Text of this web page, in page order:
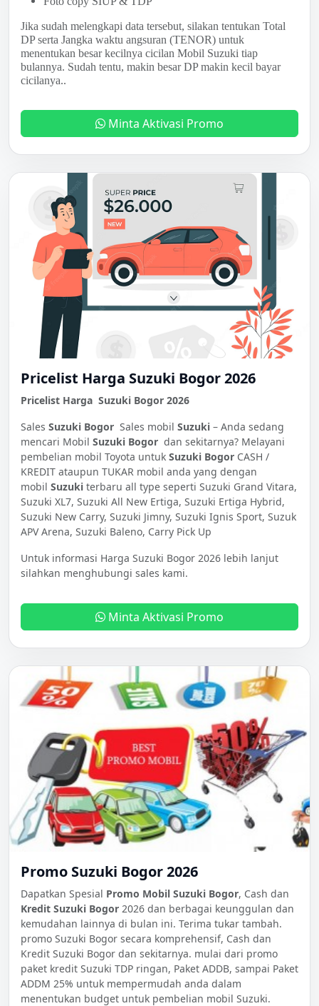
Jika sudah melengkapi data tersebut, silakan tentukan Total
DP serta Jangka waktu angsuran (TENOR) untuk
menentukan besar kecilnya cicilan Mobil Suzuki tiap
bulannya. Sudah tentu, makin besar DP makin kecil bayar
cicilanya..
Minta Aktivasi Promo
Pricelist Harga Suzuki Bogor 2026
Pricelist Harga Suzuki Bogor 2026
Sales Suzuki Bogor Sales mobil Suzuki – Anda sedang
mencari Mobil Suzuki Bogor dan sekitarnya? Melayani
pembelian mobil Toyota untuk Suzuki Bogor CASH /
KREDIT ataupun TUKAR mobil anda yang dengan
mobil Suzuki terbaru all type seperti Suzuki Grand Vitara,
Suzuki XL7, Suzuki All New Ertiga, Suzuki Ertiga Hybrid,
Suzuki New Carry, Suzuki Jimny, Suzuki Ignis Sport, Suzuk
APV Arena, Suzuki Baleno, Carry Pick Up
Untuk informasi Harga Suzuki Bogor 2026 lebih lanjut
silahkan menghubungi sales kami.
Minta Aktivasi Promo
Promo Suzuki Bogor 2026
Dapatkan Spesial Promo Mobil Suzuki Bogor, Cash dan
Kredit Suzuki Bogor 2026 dan berbagai keunggulan dan
kemudahan lainnya di bulan ini. Terima tukar tambah.
promo Suzuki Bogor secara komprehensif, Cash dan
Kredit Suzuki Bogor dan sekitarnya. mulai dari promo
paket kredit Suzuki TDP ringan, Paket ADDB, sampai Paket
ADDM 25% untuk mempermudah anda dalam
menentukan budget untuk pembelian mobil Suzuki.